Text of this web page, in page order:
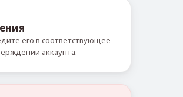
его в соответствующее
аккаунта.